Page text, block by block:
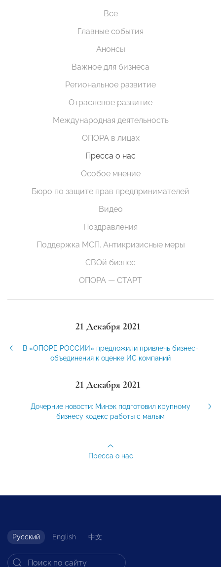
Все
Главные события
Анонсы
Важное для бизнеса
Региональное развитие
Отраслевое развитие
Международная деятельность
ОПОРА в лицах
Пресса о нас
Особое мнение
Бюро по защите прав предпринимателей
Видео
Поздравления
Поддержка МСП. Антикризисные меры
СВОй бизнес
ОПОРА — СТАРТ
21 Декабря 2021
В «ОПОРЕ РОССИИ» предложили привлечь бизнес-
объединения к оценке ИС компаний
21 Декабря 2021
Дочерние новости: Минэк подготовил крупному
бизнесу кодекс работы с малым
Пресса о нас
Русский English 中文